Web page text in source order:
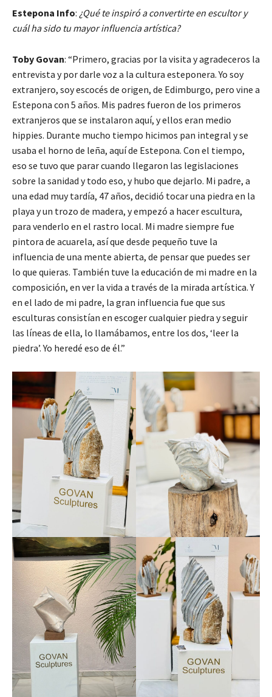
Estepona Info: ¿Qué te inspiró a convertirte en escultor y
cuál ha sido tu mayor influencia artística?
Toby Govan: “Primero, gracias por la visita y agradeceros la
entrevista y por darle voz a la cultura esteponera. Yo soy
extranjero, soy escocés de origen, de Edimburgo, pero vine a
Estepona con 5 años. Mis padres fueron de los primeros
extranjeros que se instalaron aquí, y ellos eran medio
hippies. Durante mucho tiempo hicimos pan integral y se
usaba el horno de leña, aquí de Estepona. Con el tiempo,
eso se tuvo que parar cuando llegaron las legislaciones
sobre la sanidad y todo eso, y hubo que dejarlo. Mi padre, a
una edad muy tardía, 47 años, decidió tocar una piedra en la
playa y un trozo de madera, y empezó a hacer escultura,
para venderlo en el rastro local. Mi madre siempre fue
pintora de acuarela, así que desde pequeño tuve la
influencia de una mente abierta, de pensar que puedes ser
lo que quieras. También tuve la educación de mi madre en la
composición, en ver la vida a través de la mirada artística. Y
en el lado de mi padre, la gran influencia fue que sus
esculturas consistían en escoger cualquier piedra y seguir
las líneas de ella, lo llamábamos, entre los dos, ‘leer la
piedra’. Yo heredé eso de él.”